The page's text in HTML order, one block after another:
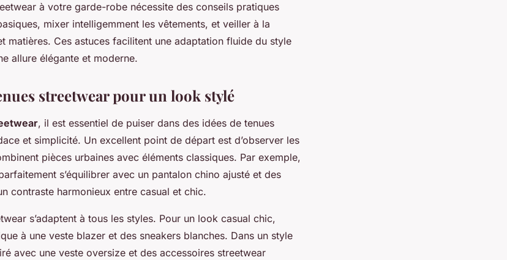
à votre garde-robe nécessite des conseils pratiques
mixer intelligemment les vêtements, et veiller à la
matières. Ces astuces facilitent une adaptation fluide du style
allure élégante et moderne.
streetwear pour un look stylé
, il est essentiel de puiser dans des idées de tenues
et simplicité. Un excellent point de départ est d’observer les
pièces urbaines avec éléments classiques. Par exemple,
s’équilibrer avec un pantalon chino ajusté et des
contraste harmonieux entre casual et chic.
s’adaptent à tous les styles. Pour un look casual chic,
à une veste blazer et des sneakers blanches. Dans un style
avec une veste oversize et des accessoires streetwear